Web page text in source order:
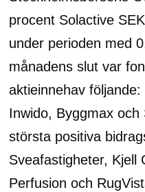
procent Solactive
under perioden med
månadens slut var
aktieinnehav
Inwido, Byggmax
största positiva
Sveafastigheter, Kjell
Perfusion och